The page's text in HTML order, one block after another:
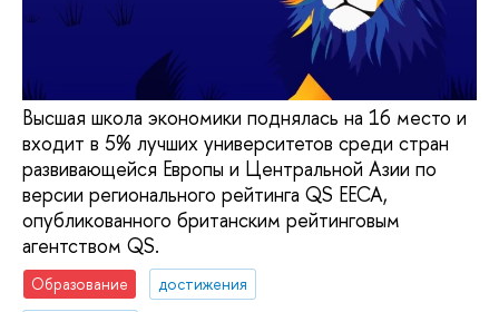
Высшая школа экономики поднялась на 16 место и
входит в 5% лучших университетов среди стран
развивающейся Европы и Центральной Азии по
версии регионального рейтинга QS EECA,
опубликованного британским рейтинговым
агентством QS.
Образование
достижения